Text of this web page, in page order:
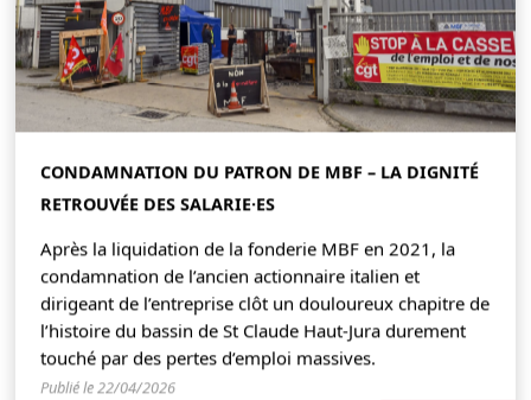
CONDAMNATION DU PATRON DE MBF – LA DIGNITÉ
RETROUVÉE DES SALARIE·ES
Après la liquidation de la fonderie MBF en 2021, la
condamnation de l’ancien actionnaire italien et
dirigeant de l’entreprise clôt un douloureux chapitre de
l’histoire du bassin de St Claude Haut-Jura durement
touché par des pertes d’emploi massives.
Publié le 22/04/2026